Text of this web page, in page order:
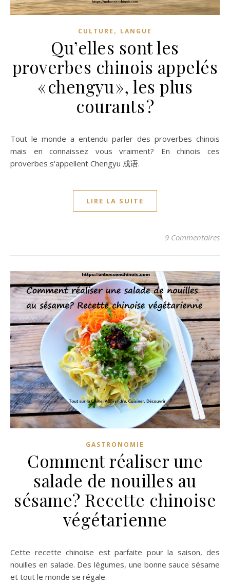
CULTURE , LANGUE
Qu’elles sont les
proverbes chinois appelés
« chengyu », les plus
courants ?
Tout le monde a entendu parler des proverbes chinois
mais en connaissez vous vraiment? En chinois ces
proverbes s'appellent Chengyu 成语.
LIRE LA SUITE
9 Commentaires
GASTRONOMIE
Comment réaliser une
salade de nouilles au
sésame? Recette chinoise
végétarienne
Cette recette chinoise est parfaite pour la saison, des
nouilles en salade. Des légumes, une bonne sauce sésame
et tout le monde se régale.